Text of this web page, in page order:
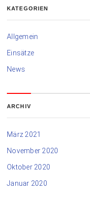
KATEGORIEN
Allgemein
Einsätze
News
ARCHIV
März 2021
November 2020
Oktober 2020
Januar 2020